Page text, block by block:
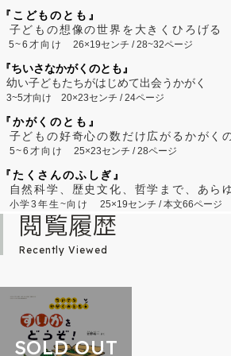
『こどものとも』
子どもの想像の世界を大きくひろげる
5~6才向け26×19センチ / 28~32ページ
『ちいさなかがくのとも』
幼い子どもたちがはじめて出会うかがく
3~5才向け 20×23センチ / 24ページ
『かがくのとも』
子どもの好奇心の数だけ広がるかがく
5~6才向け25×23センチ / 28ページ
『たくさんのふしぎ』
自然科学、歴史文化、哲学まで、あら
小学3年生~向け 25×19センチ / 本文66ページ
閲覧履歴
Recently Viewed
SOLD OUT